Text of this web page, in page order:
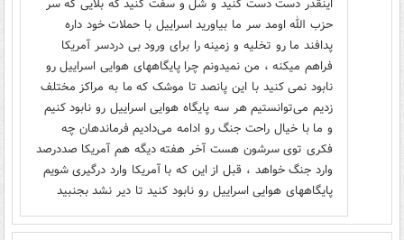
اینقدر دست دست کنید و شل و سفت کنید که بلایی که سر
حزب الله اومد سر ما بیاورید اسراییل با حملات خود داره
پدافند ما رو تخلیه و زمینه را برای ورود بی دردسر آمریکا
فراهم میکنه ، من نمیدونم چرا پایگاههای هوایی اسراییل رو
نابود نمی کنید با این پانصد تا موشک که ما به مراکز مختلف
زدیم می‌توانستیم هر سه پایگاه هوایی اسراییل رو نابود کنیم
و ما با خیال راحت جنگ رو ادامه می‌دادیم فرماندهان چه
فکری توی سرشون هست آخر هفته دیگه هم آمریکا صددرصد
وارد جنگ خواهد ، قبل از این که با آمریکا وارد درگیری شویم
پایگاههای هوایی اسراییل رو نابود کنید تا دیر نشد بجنبید